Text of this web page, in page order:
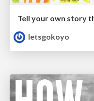
Tell your own story
letsgokoyo